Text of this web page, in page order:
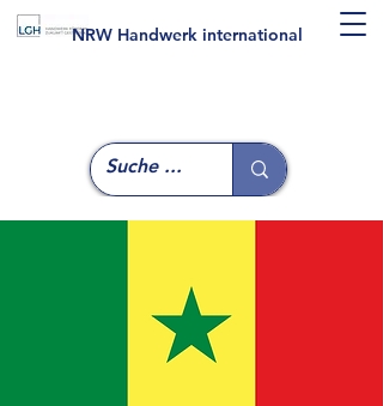
NRW Handwerk international